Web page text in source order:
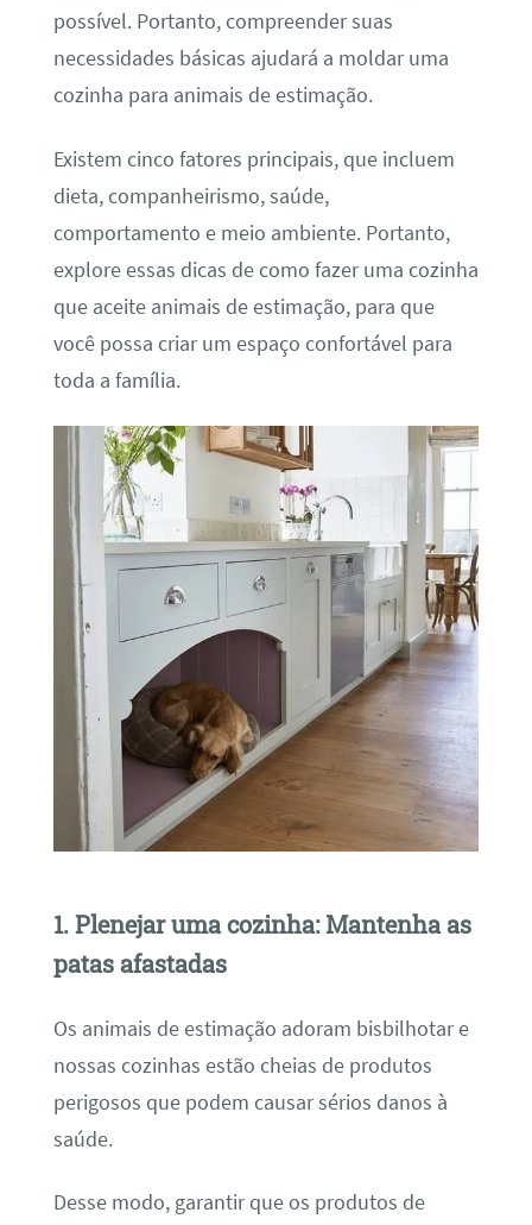
possível. Portanto, compreender suas
necessidades básicas ajudará a moldar uma
cozinha para animais de estimação.
Existem cinco fatores principais, que incluem
dieta, companheirismo, saúde,
comportamento e meio ambiente. Portanto,
explore essas dicas de como fazer uma cozinha
que aceite animais de estimação, para que
você possa criar um espaço confortável para
toda a família.
1. Plenejar uma cozinha: Mantenha as
patas afastadas
Os animais de estimação adoram bisbilhotar e
nossas cozinhas estão cheias de produtos
perigosos que podem causar sérios danos à
saúde.
Desse modo, garantir que os produtos de